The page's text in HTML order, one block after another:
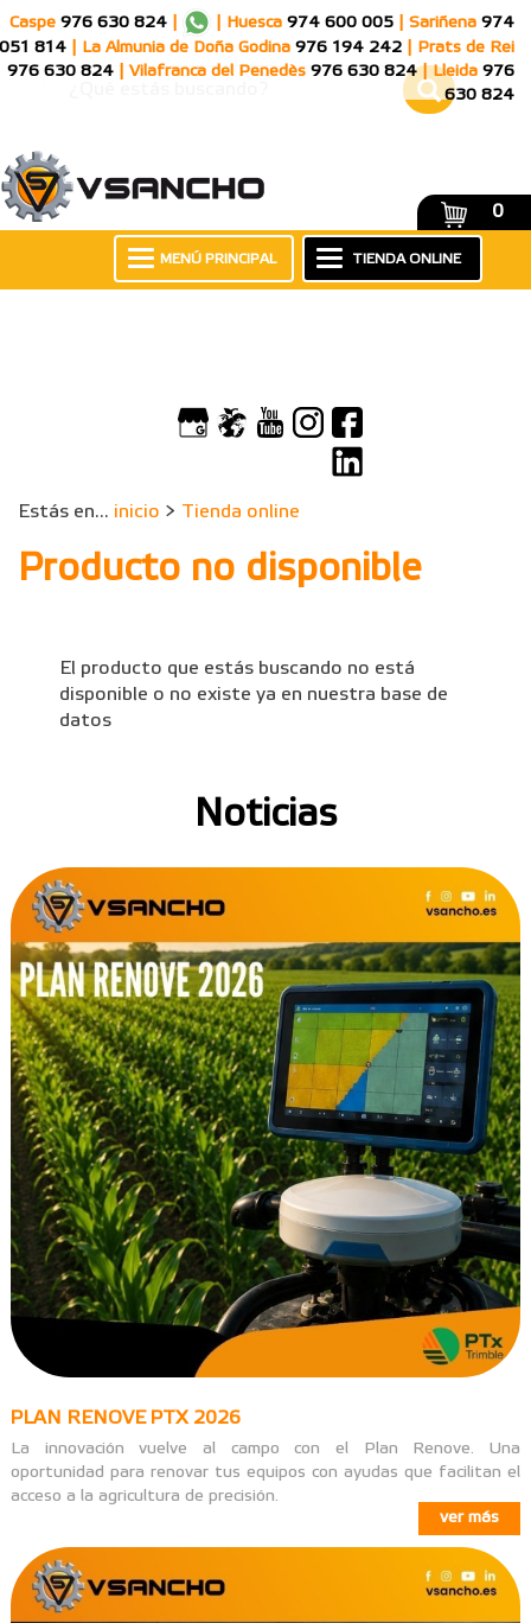
Caspe 976 630 824 Huesca 974 600 005 Sariñena 974
051 814
La Almunia de Doña Godina 976 194 242
Prats de Rei
976 630 824
Vilafranca del Penedès 976 630 824 Lleida 976
630 824
0
TIENDA ONLINE
MENÚ PRINCIPAL
Estás en... inicio > Tienda online
Producto no disponible
El producto que estás buscando no está
disponible o no existe ya en nuestra base de
datos
Noticias
PLAN RENOVE PTX 2026
La innovación vuelve al campo con el Plan Renove. Una
oportunidad para renovar tus equipos con ayudas que facilitan el
acceso a la agricultura de precisión.
ver más